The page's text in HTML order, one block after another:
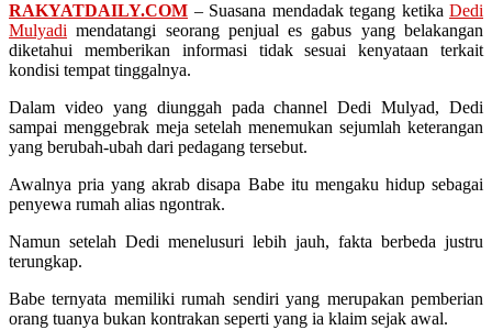
RAKYATDAILY.COM – Suasana mendadak tegang ketika Dedi
Mulyadi mendatangi seorang penjual es gabus yang belakangan
diketahui memberikan informasi tidak sesuai kenyataan terkait
kondisi tempat tinggalnya.
Dalam video yang diunggah pada channel Dedi Mulyad, Dedi
sampai menggebrak meja setelah menemukan sejumlah keterangan
yang berubah-ubah dari pedagang tersebut.
Awalnya pria yang akrab disapa Babe itu mengaku hidup sebagai
penyewa rumah alias ngontrak.
Namun setelah Dedi menelusuri lebih jauh, fakta berbeda justru
terungkap.
Babe ternyata memiliki rumah sendiri yang merupakan pemberian
orang tuanya bukan kontrakan seperti yang ia klaim sejak awal.